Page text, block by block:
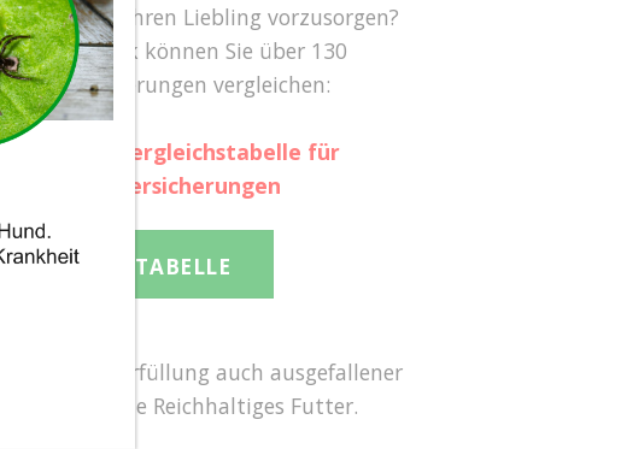
bestens für Ihren Liebling vorzusorgen?
Link können Sie über 130
vergleichen:
|
Vergleichstabelle für
Tierkrankenversicherungen
EISBAUMTABELLE
Erfüllung auch ausgefallener
sowie Reichhaltiges Futter.